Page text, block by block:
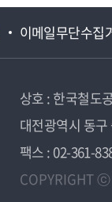
이메일무단수집
상호 : 한국철도
대전광역시 동
팩스 : 02-361-
COPYRIGHT ⓒ